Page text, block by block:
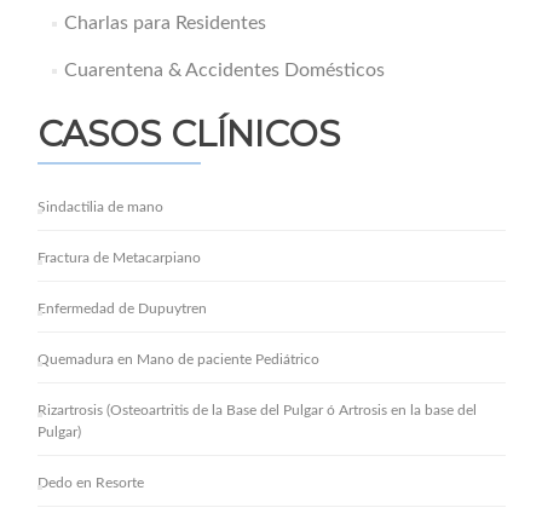
Charlas para Residentes
Cuarentena & Accidentes Domésticos
CASOS CLÍNICOS
Sindactilia de mano
Fractura de Metacarpiano
Enfermedad de Dupuytren
Quemadura en Mano de paciente Pediátrico
Rizartrosis (Osteoartritis de la Base del Pulgar ó Artrosis en la base del
Pulgar)
Dedo en Resorte